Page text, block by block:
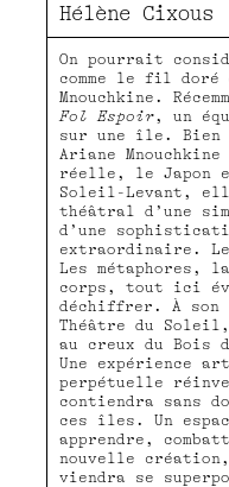
Hélène Cixous
On pourrait
comme le fil
Mnouchkine.
Fol Espoir, un
sur une île.
Ariane
réelle, le Japon
Soleil-Levant,
théâtral d’une
d’une
extraordinaire.
Les métaphores,
corps, tout ici
déchiffrer. À
Théâtre du
au creux du Bois
Une expérience
perpétuelle
contiendra sans
ces îles. Un
apprendre,
nouvelle
viendra se